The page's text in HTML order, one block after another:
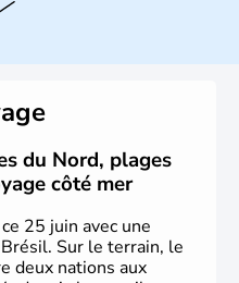
le portugais Cabral en
très nombreux esclaves
large exploitation des
du Nord, plages
côté mer
25 juin avec une
Sur le terrain, le
deux nations aux